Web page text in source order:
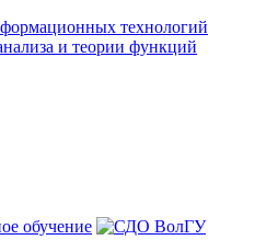
технологий
и теории функций
обучение